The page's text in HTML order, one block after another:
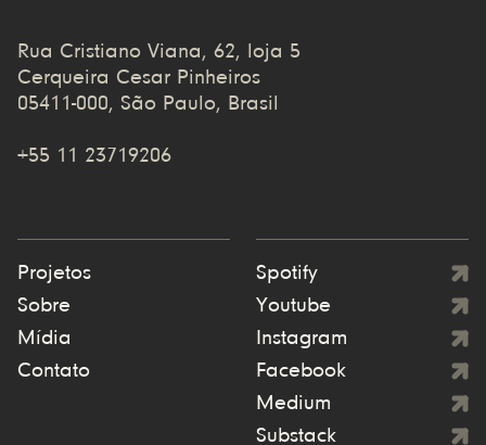
Rua Cristiano Viana, 62, loja 5
Cerqueira Cesar Pinheiros
05411-000, São Paulo, Brasil
+55 11 23719206
Projetos
Sobre
Mídia
Contato
Spotify
Youtube
Instagram
Facebook
Medium
Substack